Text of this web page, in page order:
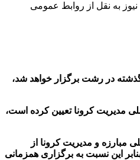
رشت به‌نمایش درمی‌آید. به گزارش پلان نیوز به نقل از روابط عمومی
در رشت برگزار خواهد شد،
مدیریت کرونا تعیین کرده است،
مبارزه و مدیریت کرونا از
این نسبت به برگزاری همزمانی